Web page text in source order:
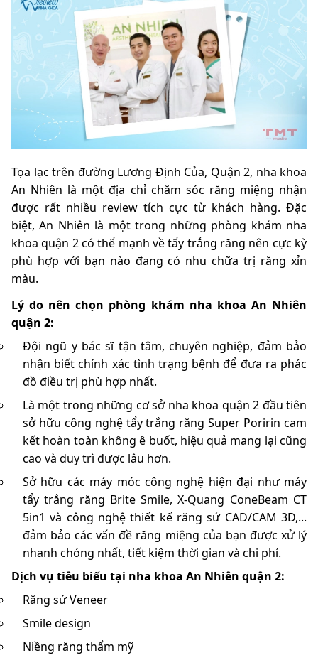
Tọa lạc trên đường Lương Định Của, Quận 2, nha khoa
An Nhiên là một địa chỉ chăm sóc răng miệng nhận
được rất nhiều review tích cực từ khách hàng. Đặc
biệt, An Nhiên là một trong những phòng khám nha
khoa quận 2 có thể mạnh về tẩy trắng răng nên cực kỳ
phù hợp với bạn nào đang có nhu chữa trị răng xỉn
màu.
Lý do nên chọn phòng khám nha khoa An Nhiên
quận 2:
Đội ngũ y bác sĩ tận tâm, chuyên nghiệp, đảm bảo
nhận biết chính xác tình trạng bệnh để đưa ra phác
đồ điều trị phù hợp nhất.
Là một trong những cơ sở nha khoa quận 2 đầu tiên
sở hữu công nghệ tẩy trắng răng Super Poririn cam
kết hoàn toàn không ê buốt, hiệu quả mang lại cũng
cao và duy trì được lâu hơn.
Sở hữu các máy móc công nghệ hiện đại như máy
tẩy trắng răng Brite Smile, X-Quang ConeBeam CT
5in1 và công nghệ thiết kế răng sứ CAD/CAM 3D,...
đảm bảo các vấn đề răng miệng của bạn được xử lý
nhanh chóng nhất, tiết kiệm thời gian và chi phí.
Dịch vụ tiêu biểu tại nha khoa An Nhiên quận 2:
Răng sứ Veneer
Smile design
Niềng răng thẩm mỹ